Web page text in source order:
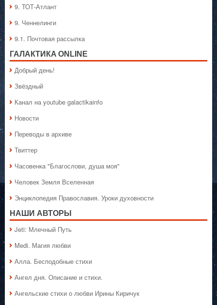
9. ТОТ-Атлант
9. Ченнелинги
9.1. Почтовая рассылка
ГАЛАКТИКA ONLINE
Добрый день!
Звёздный
Канал на youtube galactikainfo
Новости
Переводы в архиве
Твиттер
Часовенка "Благослови, душа моя"
Человек Земля Вселенная
Энциклопедия Православия. Уроки духовности
НАШИ АВТОРЫ
Jeti: Млечный Путь
Medi. Магия любви
Алла. Бесподобные стихи
Ангел дня. Описание и стихи.
Ангельские стихи о любви Ирины Киричук